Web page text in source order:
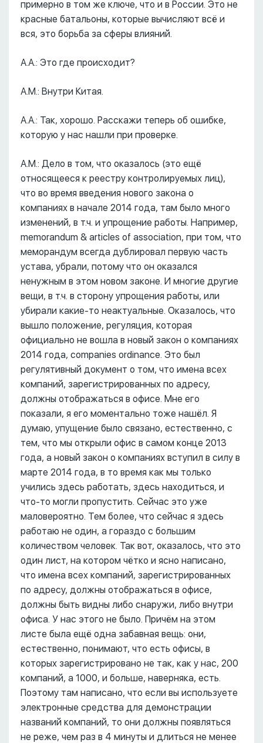
примерно в том же ключе, что и в России. Это не
красные батальоны, которые вычисляют всё и
вся, это борьба за сферы влияний.
А.А.: Это где происходит?
А.М.: Внутри Китая.
А.А.: Так, хорошо. Расскажи теперь об ошибке,
которую у нас нашли при проверке.
А.М.: Дело в том, что оказалось (это ещё
относящееся к реестру контролируемых лиц),
что во время введения нового закона о
компаниях в начале 2014 года, там было много
изменений, в т.ч. и упрощение работы. Например,
memorandum & articles of association, при том, что
меморандум всегда дублировал первую часть
устава, убрали, потому что он оказался
ненужным в этом новом законе. И многие другие
вещи, в т.ч. в сторону упрощения работы, или
убирали какие-то неактуальные. Оказалось, что
вышло положение, регуляция, которая
официально не вошла в новый закон о компаниях
2014 года, companies ordinance. Это был
регулятивный документ о том, что имена всех
компаний, зарегистрированных по адресу,
должны отображаться в офисе. Мне его
показали, я его моментально тоже нашёл. Я
думаю, упущение было связано, естественно, с
тем, что мы открыли офис в самом конце 2013
года, а новый закон о компаниях вступил в силу в
марте 2014 года, в то время как мы только
учились здесь работать, здесь находиться, и
что-то могли пропустить. Сейчас это уже
маловероятно. Тем более, что сейчас я здесь
работаю не один, а гораздо с большим
количеством человек. Так вот, оказалось, что это
один лист, на котором чётко и ясно написано,
что имена всех компаний, зарегистрированных
по адресу, должны отображаться в офисе,
должны быть видны либо снаружи, либо внутри
офиса. У нас этого не было. Причём на этом
листе была ещё одна забавная вещь: они,
естественно, понимают, что есть офисы, в
которых зарегистрировано не так, как у нас, 200
компаний, а 1000, и больше, наверняка, есть.
Поэтому там написано, что если вы используете
электронные средства для демонстрации
названий компаний, то они должны появляться
не реже, чем раз в 4 минуты и длиться не менее